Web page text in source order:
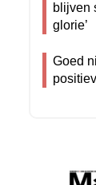
blijven
glorie’
Goed